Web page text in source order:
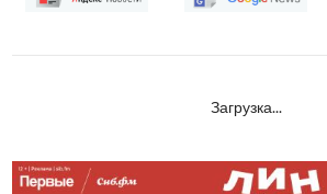
Загрузка...